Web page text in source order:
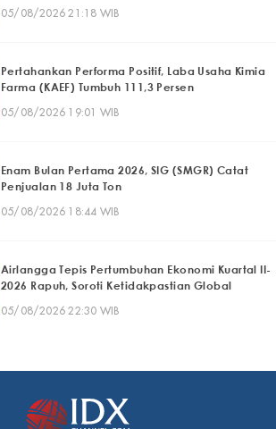
05/08/2026 21:18 WIB
Pertahankan Performa Positif, Laba Usaha Kimia
Farma (KAEF) Tumbuh 111,3 Persen
05/08/2026 19:01 WIB
Enam Bulan Pertama 2026, SIG (SMGR) Catat
Penjualan 18 Juta Ton
05/08/2026 18:44 WIB
Airlangga Tepis Pertumbuhan Ekonomi Kuartal II-
2026 Rapuh, Soroti Ketidakpastian Global
05/08/2026 22:30 WIB